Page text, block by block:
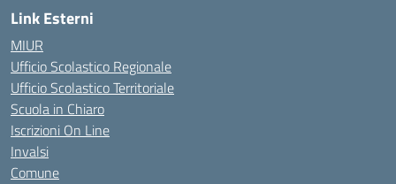
Link Esterni
MIUR
Ufficio Scolastico Regionale
Ufficio Scolastico Territoriale
Scuola in Chiaro
Iscrizioni On Line
Invalsi
Comune